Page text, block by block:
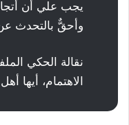
يجب علي أن
وأحقٌّ بالتحدث
نقالة الحكي
الاهتمام، أيها